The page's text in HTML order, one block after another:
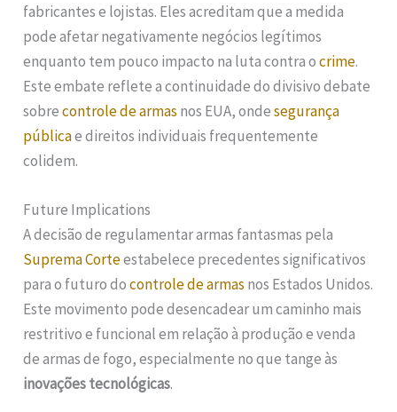
fabricantes e lojistas. Eles acreditam que a medida
pode afetar negativamente negócios legítimos
enquanto tem pouco impacto na luta contra ocrime.
Este embate reflete a continuidade do divisivo debate
sobrecontrole de armas nos EUA, ondesegurança
públicae direitos individuais frequentemente
colidem.
Future Implications
A decisão de regulamentar armas fantasmas pela
Suprema Corteestabelece precedentes significativos
para o futuro docontrole de armas nos Estados Unidos.
Este movimento pode desencadear um caminho mais
restritivo e funcional em relação à produção e venda
de armas de fogo, especialmente no que tange às
inovações tecnológicas.